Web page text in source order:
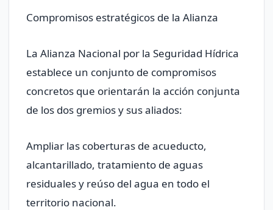
Compromisos estratégicos de la Alianza
La Alianza Nacional por la Seguridad Hídrica
establece un conjunto de compromisos
concretos que orientarán la acción conjunta
de los dos gremios y sus aliados:
Ampliar las coberturas de acueducto,
alcantarillado, tratamiento de aguas
residuales y reúso del agua en todo el
territorio nacional.